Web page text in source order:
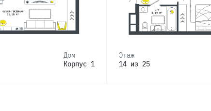
Дом
Корпус 1
Этаж
14 из 25